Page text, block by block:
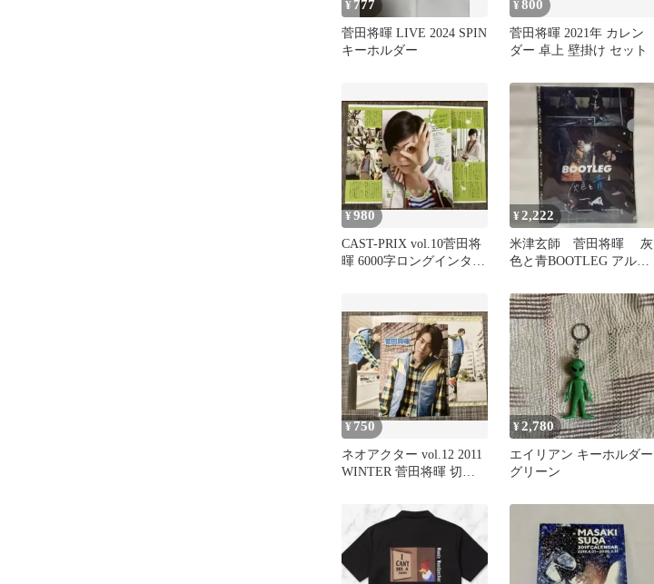
¥ 777
菅田将暉 LIVE 2024 SPIN
キーホルダー
¥800
菅田将暉 2021年 カレン
ダー 卓上 壁掛け セット
¥980
CAST-PRIX vol.10菅田将
暉 6000字ロングインタビ
¥2,222
米津玄師 菅田将暉 灰
色と青BOOTLEG アルバ
¥ 750
ネオアクター vol.12 2011
WINTER 菅田将暉 切り
¥2,780
エイリアン キーホルダー
グリーン